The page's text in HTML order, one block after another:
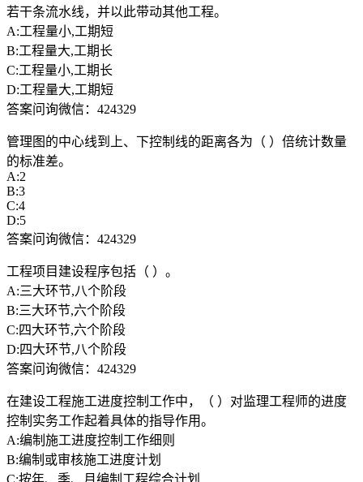
若干条流水线，并以此带动其他工程。
A:工程量小,工期短
B:工程量大,工期长
C:工程量小,工期长
D:工程量大,工期短
答案问询微信：424329
管理图的中心线到上、下控制线的距离各为（ ）倍统计数量
的标准差。
A:2
B:3
C:4
D:5
答案问询微信：424329
工程项目建设程序包括（ ）。
A:三大环节,八个阶段
B:三大环节,六个阶段
C:四大环节,六个阶段
D:四大环节,八个阶段
答案问询微信：424329
在建设工程施工进度控制工作中，（ ）对监理工程师的进度
控制实务工作起着具体的指导作用。
A:编制施工进度控制工作细则
B:编制或审核施工进度计划
C:按年、季、月编制工程综合计划